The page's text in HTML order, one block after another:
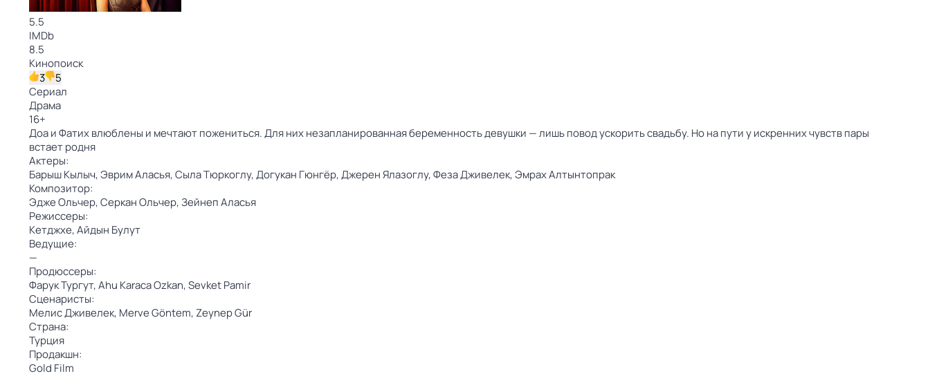
5.5
IMDb
8.5
Кинопоиск
3
5
Сериал
Драма
16+
Доа и Фатих влюблены и мечтают пожениться. Для них незапланированная беременность девушки — лишь повод ускорить свадьбу. Но на пути у искренних чувств пары
встает родня
Актеры:
Барыш Кылыч,Эврим Аласья,Сыла Тюркоглу,Догукан Гюнгёр,Джерен Ялазоглу,Феза Дживелек,Эмрах Алтынтопрак
Композитор:
Эдже Ольчер,Серкан Ольчер,Зейнеп Аласья
Режиссеры:
Кетджхе,Айдын Булут
Ведущие:
—
Продюссеры:
Фарук Тургут,Ahu Karaca Ozkan,Sevket Pamir
Сценаристы:
Мелис Дживелек, Merve Göntem, Zeynep Gür
Страна:
Турция
Продакшн:
Gold Film